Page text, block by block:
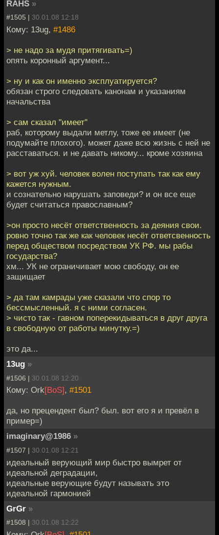
RAHS »
#1505 | 30.01.08 12:18
Кому: 13ug, #1486
> не надо за мудя притягивать=)
опять коронный аргумент...
> ну и как он именно эксплуатируется?
обязан строго следовать канонам и указаниям
начальства
> сам сказал "имеет"
раб, которому выдали метлу, тоже ее имеет (не
подумайте плохого). может даже всю жизнь с ней не
расставаться. и не давать никому... кроме хозяина
> вот уж хуй. человек волен поступать так как ему
кажется нужным.
и сознательно нарушать заповеди? и он все еще
будет считаться православным?
>он просто несёт ответственность за деяния свои.
ровно точно так же как человек несёт ответсвенность
перед обществом посредством УК РФ. мы рабы
государства?
хм... УК не ограничивает мою свободу, он ее
защищает
> да там камрады уже сказали что спор то
бессмысленный. я с ними согласен.
> чисто так - гавном поперекидываться в друг друга
в свободную от работы минутку.=)
это да...
13ug »
#1506 | 30.01.08 12:20
Кому: Ork[BoS], #1501
да, но прецендент был? был. вот его я и превёл в
пример=)
imaginary@1986 »
#1507 | 30.01.08 12:21
идеальный верующий мир быстро вымрет от
идеальной деградации,
идеальные верующие будут называть это
идеальной гармонией
GrGr »
#1508 | 30.01.08 12:22